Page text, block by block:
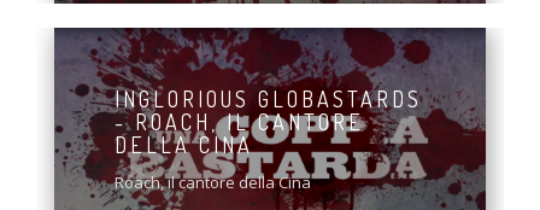
INGLORIOUS GLOBASTARDS
- ROACH, IL CANTORE
DELLA CINA
Roach, il cantore della Cina